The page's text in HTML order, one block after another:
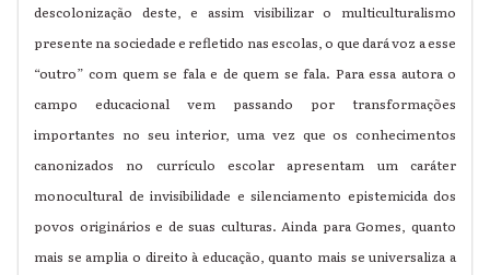
descolonização deste, e assim visibilizar o multiculturalismo
presente na sociedade e refletido nas escolas, o que dará voz a esse
“outro” com quem se fala e de quem se fala. Para essa autora o
campo educacional vem passando por transformações
importantes no seu interior, uma vez que os conhecimentos
canonizados no currículo escolar apresentam um caráter
monocultural de invisibilidade e silenciamento epistemicida dos
povos originários e de suas culturas. Ainda para Gomes, quanto
mais se amplia o direito à educação, quanto mais se universaliza a